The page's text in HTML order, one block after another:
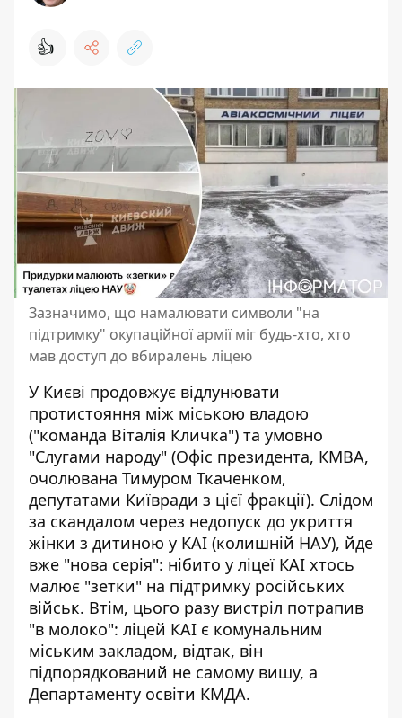
👍
Зазначимо, що намалювати символи "на
підтримку" окупаційної армії міг будь-хто, хто
мав доступ до вбиралень ліцею
У Києві продовжує відлунювати
протистояння між міською владою
("команда Віталія Кличка") та умовно
"Слугами народу" (Офіс президента, КМВА,
очолювана Тимуром Ткаченком,
депутатами Київради з цієї фракції). Слідом
за скандалом через недопуск до укриття
жінки з дитиною у КАІ (колишній НАУ), йде
вже "нова серія": нібито у ліцеї КАІ хтось
малює "зетки" на підтримку російських
військ. Втім, цього разу вистріл потрапив
"в молоко": ліцей КАІ є комунальним
міським закладом, відтак, він
підпорядкований не самому вишу, а
Департаменту освіти КМДА.